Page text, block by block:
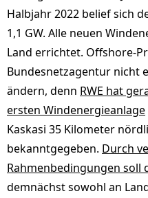
Halbjahr 2022 belief sich
1,1 GW. Alle neuen
Land errichtet. Offshore-
Bundesnetzagentur nicht
ändern, denn RWE hat
ersten Windenergieanlage
Kaskasi 35 Kilometer
bekanntgegeben. Durch
Rahmenbedingungen soll
demnächst sowohl an